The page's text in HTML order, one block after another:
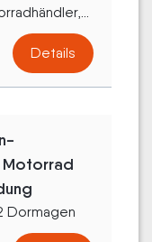
Details
Motorrad
Dormagen